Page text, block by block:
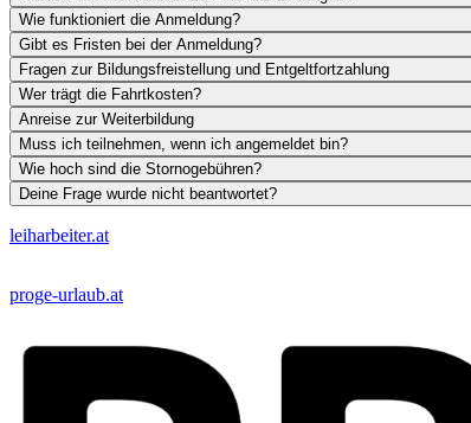
Wie funktioniert die Anmeldung?
Gibt es Fristen bei der Anmeldung?
Fragen zur Bildungsfreistellung und Entgeltfortzahlung
Wer trägt die Fahrtkosten?
Anreise zur Weiterbildung
Muss ich teilnehmen, wenn ich angemeldet bin?
Wie hoch sind die Stornogebühren?
Deine Frage wurde nicht beantwortet?
leiharbeiter.at
proge-urlaub.at